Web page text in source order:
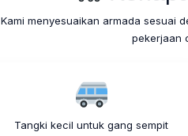
Kami menyesuaikan armada sesuai
pekerjaan
Tangki kecil untuk gang sempit